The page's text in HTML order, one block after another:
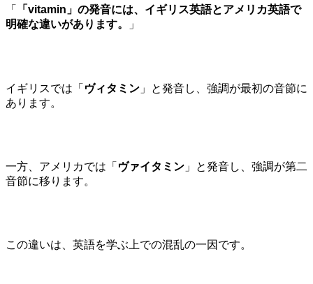
「
「vitamin」の発音には、イギリス英語とアメリカ英語で
明確な違いがあります。
」
イギリスでは「 ヴィタミン 」と発音し、強調が最初の音節に
あります。
一方、アメリカでは「 ヴァイタミン 」と発音し、強調が第二
音節に移ります。
この違いは、英語を学ぶ上での混乱の一因です。